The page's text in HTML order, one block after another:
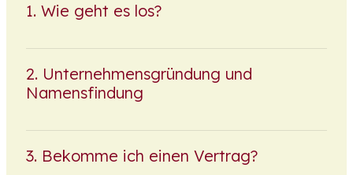
Wie geht es los?
Unternehmensgründung und
Namensfindung
Bekomme ich einen Vertrag?